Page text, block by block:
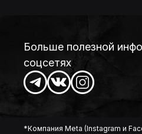
Больше полезной
соцсетях
*Компания Meta (Instagram и